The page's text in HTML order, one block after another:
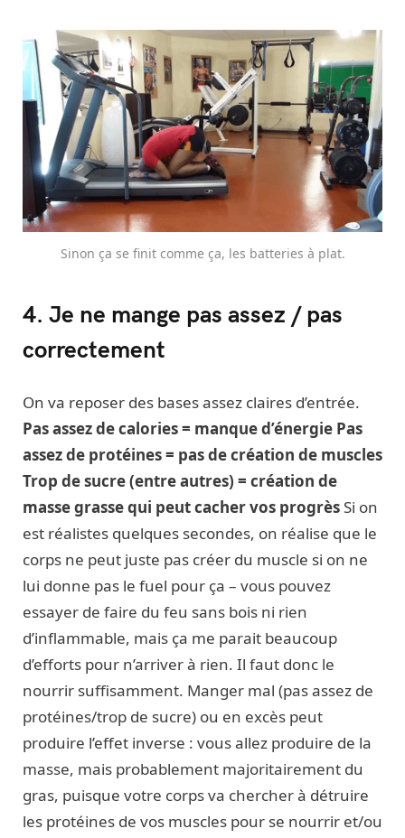
Sinon ça se finit comme ça, les batteries à plat.
4. Je ne mange pas assez / pas
correctement
On va reposer des bases assez claires d’entrée.
Pas assez de calories = manque d’énergie Pas
assez de protéines = pas de création de muscles
Trop de sucre (entre autres) = création de
masse grasse qui peut cacher vos progrèsSi on
est réalistes quelques secondes, on réalise que le
corps ne peut juste pas créer du muscle si on ne
lui donne pas le fuel pour ça – vous pouvez
essayer de faire du feu sans bois ni rien
d’inflammable, mais ça me parait beaucoup
d’efforts pour n’arriver à rien. Il faut donc le
nourrir suffisamment. Manger mal (pas assez de
protéines/trop de sucre) ou en excès peut
produire l’effet inverse : vous allez produire de la
masse, mais probablement majoritairement du
gras, puisque votre corps va chercher à détruire
les protéines de vos muscles pour se nourrir et/ou